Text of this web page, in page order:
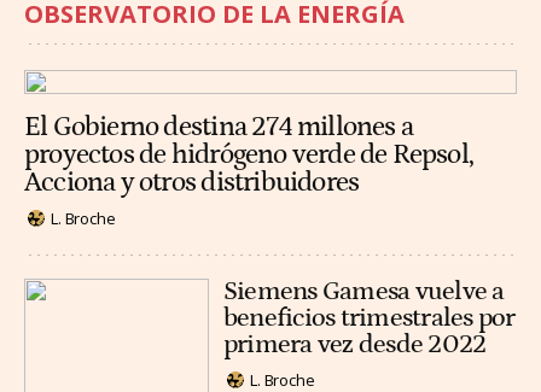
OBSERVATORIO DE LA ENERGÍA
El Gobierno destina 274 millones a
proyectos de hidrógeno verde de Repsol,
Acciona y otros distribuidores
L. Broche
Siemens Gamesa vuelve a
beneficios trimestrales por
primera vez desde 2022
L. Broche